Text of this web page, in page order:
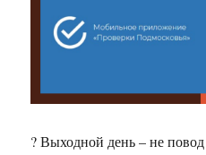
? Выходной день – не